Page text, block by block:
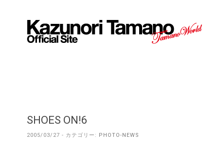
SHOES ON!6
2005/03/27 - カテゴリー: PHOTO-NEWS